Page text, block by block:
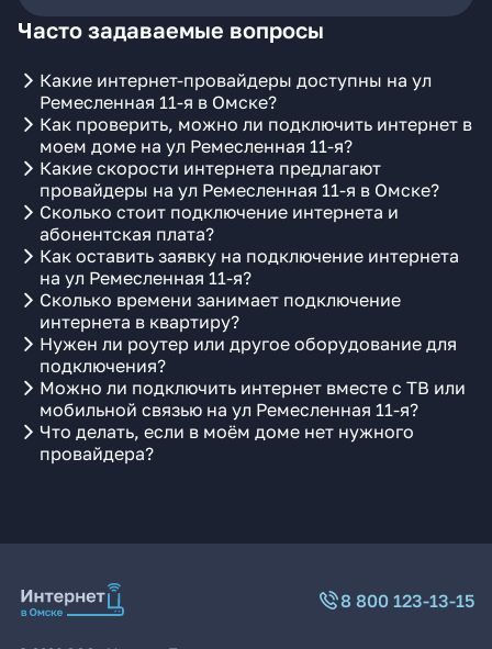
Часто задаваемые вопросы
Какие интернет-провайдеры доступны на ул
Ремесленная 11-я в Омске?
Как проверить, можно ли подключить интернет в
моем доме на ул Ремесленная 11-я?
Какие скорости интернета предлагают
провайдеры на ул Ремесленная 11-я в Омске?
Сколько стоит подключение интернета и
абонентская плата?
Как оставить заявку на подключение интернета
на ул Ремесленная 11-я?
Сколько времени занимает подключение
интернета в квартиру?
Нужен ли роутер или другое оборудование для
подключения?
Можно ли подключить интернет вместе с ТВ или
мобильной связью на ул Ремесленная 11-я?
Что делать, если в моём доме нет нужного
провайдера?
8 800 123-13-15